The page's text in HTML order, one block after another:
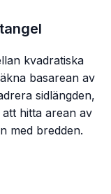
kvadratiska
basarean av
sidlängden,
hitta arean av
med bredden.